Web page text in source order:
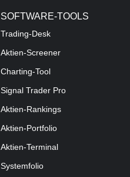
SOFTWARE-TOOLS
Trading-Desk
Aktien-Screener
Charting-Tool
Signal Trader Pro
Aktien-Rankings
Aktien-Portfolio
Aktien-Terminal
Systemfolio